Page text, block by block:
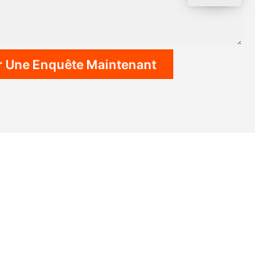
Une Enquête Maintenant